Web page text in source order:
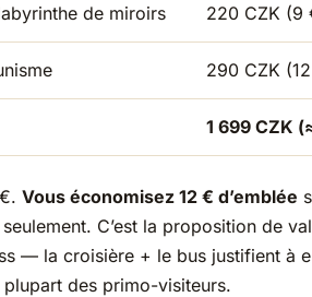
de miroirs 220 CZK (9
290 CZK
1 699 CZK
Vous économisez 12 € d’emblée
C’est la proposition de
— la croisière + le bus justifient à
des primo-visiteurs.